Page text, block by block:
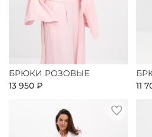
БРЮКИ РОЗОВЫЕ
13 950 ₽
11